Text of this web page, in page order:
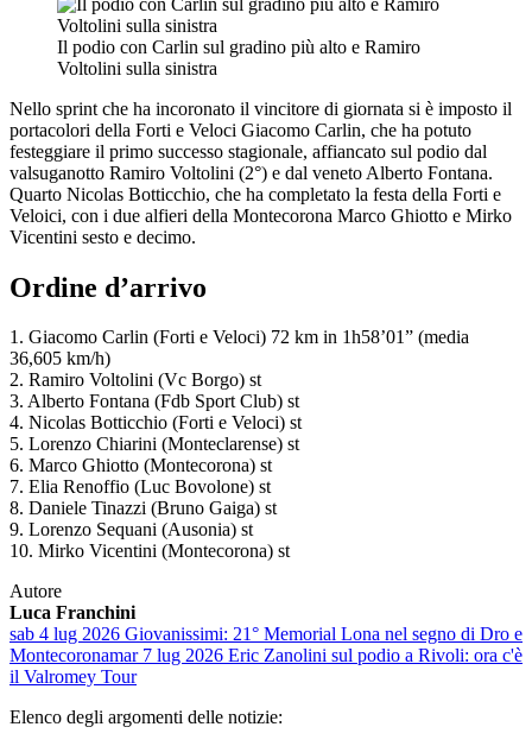
Il podio con Carlin sul gradino più alto e Ramiro
Voltolini sulla sinistra
Nello sprint che ha incoronato il vincitore di giornata si è imposto il
portacolori della Forti e Veloci Giacomo Carlin, che ha potuto
festeggiare il primo successo stagionale, affiancato sul podio dal
valsuganotto Ramiro Voltolini (2°) e dal veneto Alberto Fontana.
Quarto Nicolas Botticchio, che ha completato la festa della Forti e
Veloici, con i due alfieri della Montecorona Marco Ghiotto e Mirko
Vicentini sesto e decimo.
Ordine d’arrivo
1. Giacomo Carlin (Forti e Veloci) 72 km in 1h58’01” (media
36,605 km/h)
2. Ramiro Voltolini (Vc Borgo) st
3. Alberto Fontana (Fdb Sport Club) st
4. Nicolas Botticchio (Forti e Veloci) st
5. Lorenzo Chiarini (Monteclarense) st
6. Marco Ghiotto (Montecorona) st
7. Elia Renoffio (Luc Bovolone) st
8. Daniele Tinazzi (Bruno Gaiga) st
9. Lorenzo Sequani (Ausonia) st
10. Mirko Vicentini (Montecorona) st
Autore
Luca Franchini
sab 4 lug 2026 Giovanissimi: 21° Memorial Lona nel segno di Dro e
Montecoronamar 7 lug 2026 Eric Zanolini sul podio a Rivoli: ora c'è
il Valromey Tour
Elenco degli argomenti delle notizie: